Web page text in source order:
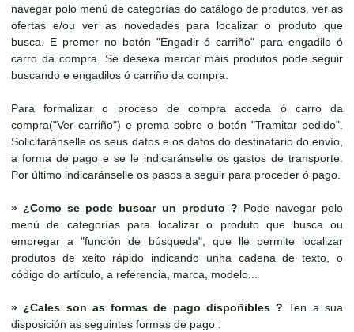
navegar polo menú de categorías do catálogo de produtos, ver as
ofertas e/ou ver as novedades para localizar o produto que
busca. E premer no botón "Engadir ó carriño" para engadilo ó
carro da compra. Se desexa mercar máis produtos pode seguir
buscando e engadilos ó carriño da compra.
Para formalizar o proceso de compra acceda ó carro da
compra("Ver carriño") e prema sobre o botón "Tramitar pedido".
Solicitaránselle os seus datos e os datos do destinatario do envío,
a forma de pago e se le indicaránselle os gastos de transporte.
Por último indicaránselle os pasos a seguir para proceder ó pago.
» ¿Como se pode buscar un produto ? Pode navegar polo
menú de categorías para localizar o produto que busca ou
empregar a "función de búsqueda", que lle permite localizar
produtos de xeito rápido indicando unha cadena de texto, o
código do artículo, a referencia, marca, modelo...
» ¿Cales son as formas de pago dispoñibles ? Ten a sua
disposición as seguintes formas de pago :